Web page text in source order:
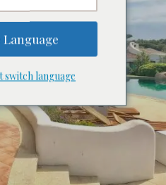
Language
switch language